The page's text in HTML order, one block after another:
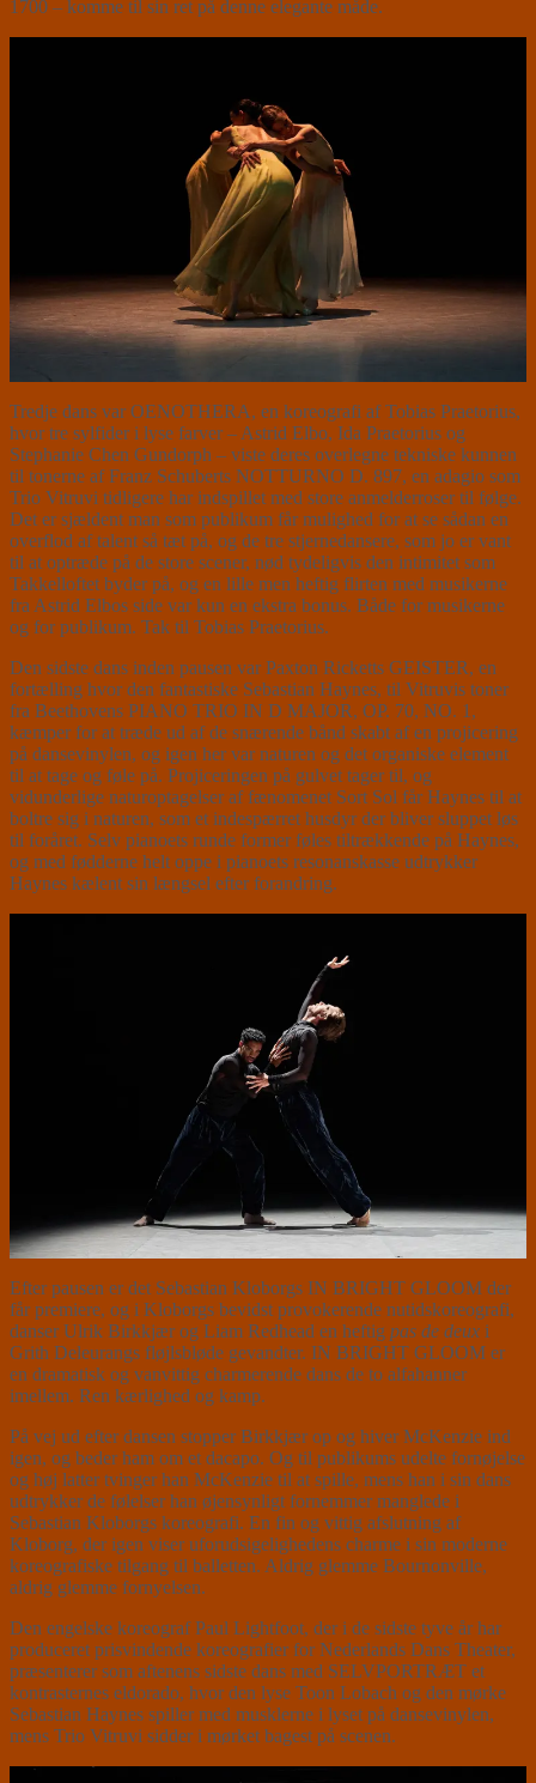
1700 – komme til sin ret på denne elegante måde.
Tredje dans var OENOTHERA, en koreografi af Tobias Praetorius,
hvor tre sylfider i lyse farver – Astrid Elbo, Ida Praetorius og
Stephanie Chen Gundorph – viste deres overlegne tekniske kunnen
til tonerne af Franz Schuberts NOTTURNO D. 897, en adagio som
Trio Vitruvi tidligere har indspillet med store anmelderroser til følge.
Det er sjældent man som publikum får mulighed for at se sådan en
overflod af talent så tæt på, og de tre stjernedansere, som jo er vant
til at optræde på de store scener, nød tydeligvis den intimitet som
Takkelloftet byder på, og en lille men heftig flirten med musikerne
fra Astrid Elbos side var kun en ekstra bonus. Både for musikerne
og for publikum. Tak til Tobias Praetorius.
Den sidste dans inden pausen var Paxton Ricketts GEISTER, en
fortælling hvor den fantastiske Sebastian Haynes, til Vitruvis toner
fra Beethovens PIANO TRIO IN D MAJOR, OP. 70, NO. 1,
kæmper for at træde ud af de snærende bånd skabt af en projicering
på dansevinylen, og igen her var naturen og det organiske element
til at tage og føle på. Projiceringen på gulvet tager til, og
vidunderlige naturoptagelser af fænomenet Sort Sol får Haynes til at
boltre sig i naturen, som et indespærret husdyr der bliver sluppet løs
til foråret. Selv pianoets runde former føles tiltrækkende på Haynes,
og med fødderne helt oppe i pianoets resonanskasse udtrykker
Haynes kælent sin længsel efter forandring.
Efter pausen er det Sebastian Kloborgs IN BRIGHT GLOOM der
får premiere, og i Kloborgs bevidst provokerende nutidskoreografi,
danser Ulrik Birkkjær og Liam Redhead en heftig pas de deux i
Grith Deleurangs fløjlsbløde gevandter. IN BRIGHT GLOOM er
en dramatisk og vanvittig charmerende dans de to alfahanner
imellem. Ren kærlighed og kamp.
På vej ud efter dansen stopper Birkkjær op og hiver McKenzie ind
igen, og beder ham om et dacapo. Og til publikums udelte fornøjelse
og høj latter tvinger han McKenzie til at spille, mens han i sin dans
udtrykker de følelser han øjensynligt fornemmer manglede i
Sebastian Kloborgs koreografi. En fin og vittig afslutning af
Kloborg, der igen viser uforudsigelighedens charme i sin moderne
koreografiske tilgang til balletten. Aldrig glemme Bournonville,
aldrig glemme fornyelsen.
Den engelske koreograf Paul Lightfoot, der i de sidste tyve år har
produceret prisvindende koreografier for Nederlands Dans Theater,
præsenterer som aftenens sidste dans med SELVPORTRÆT et
kontrasternes eldorado, hvor den lyse Toon Lobach og den mørke
Sebastian Haynes spiller med musklerne i lyset på dansevinylen,
mens Trio Vitruvi sidder i mørket bagest på scenen.